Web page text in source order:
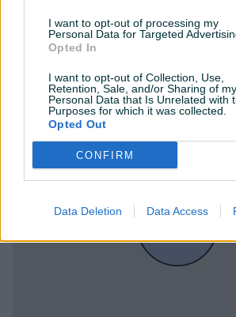
I want to opt-out of processing my
Personal Data for Targeted
Opted In
I want to opt-out of Collection, Use,
Retention, Sale, and/or Sharing of my
Personal Data that Is Unrelated with
Purposes for which it was collected.
Opted Out
CONFIRM
Data Deletion Data Access
Lokacija nekretnine